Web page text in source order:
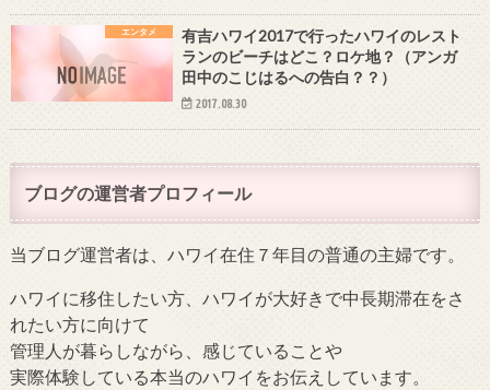
エンタメ
有吉ハワイ2017で行ったハワイのレスト
ランのビーチはどこ？ロケ地？（アンガ
田中のこじはるへの告白？？）
2017.08.30
ブログの運営者プロフィール
当ブログ運営者は、ハワイ在住７年目の普通の主婦です。
ハワイに移住したい方、ハワイが大好きで中長期滞在をさ
れたい方に向けて
管理人が暮らしながら、感じていることや
実際体験している本当のハワイをお伝えしています。